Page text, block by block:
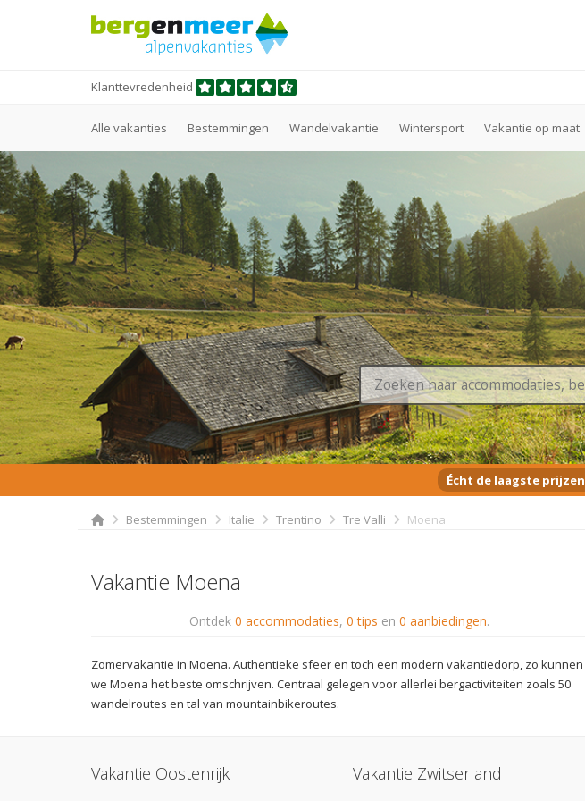
Klanttevredenheid
Alle vakanties Bestemmingen Wandelvakantie Wintersport Vakantie op maat
Écht de laagste prijzen
Bestemmingen Italie Trentino Tre Valli Moena
Vakantie Moena
Ontdek 0 accommodaties, 0 tips en 0 aanbiedingen.
Zomervakantie in Moena. Authentieke sfeer en toch een modern vakantiedorp, zo kunnen
we Moena het beste omschrijven. Centraal gelegen voor allerlei bergactiviteiten zoals 50
wandelroutes en tal van mountainbikeroutes.
Vakantie Oostenrijk Vakantie Zwitserland